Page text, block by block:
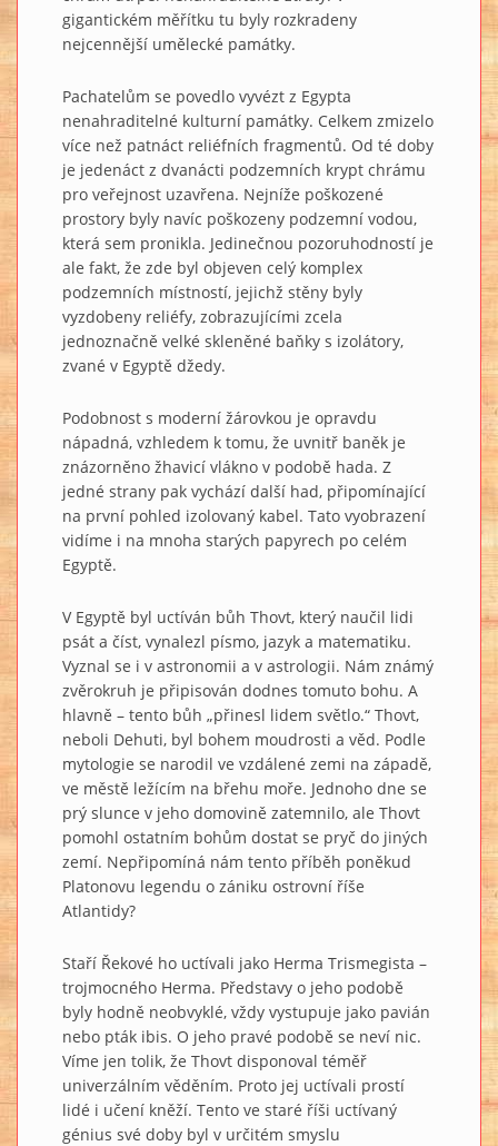
gigantickém měřítku tu byly rozkradeny
nejcennější umělecké památky.
Pachatelům se povedlo vyvézt z Egypta
nenahraditelné kulturní památky. Celkem zmizelo
více než patnáct reliéfních fragmentů. Od té doby
je jedenáct z dvanácti podzemních krypt chrámu
pro veřejnost uzavřena. Nejníže poškozené
prostory byly navíc poškozeny podzemní vodou,
která sem pronikla. Jedinečnou pozoruhodností je
ale fakt, že zde byl objeven celý komplex
podzemních místností, jejichž stěny byly
vyzdobeny reliéfy, zobrazujícími zcela
jednoznačně velké skleněné baňky s izolátory,
zvané v Egyptě džedy.
Podobnost s moderní žárovkou je opravdu
nápadná, vzhledem k tomu, že uvnitř baněk je
znázorněno žhavicí vlákno v podobě hada. Z
jedné strany pak vychází další had, připomínající
na první pohled izolovaný kabel. Tato vyobrazení
vidíme i na mnoha starých papyrech po celém
Egyptě.
V Egyptě byl uctíván bůh Thovt, který naučil lidi
psát a číst, vynalezl písmo, jazyk a matematiku.
Vyznal se i v astronomii a v astrologii. Nám známý
zvěrokruh je připisován dodnes tomuto bohu. A
hlavně – tento bůh „přinesl lidem světlo.“ Thovt,
neboli Dehuti, byl bohem moudrosti a věd. Podle
mytologie se narodil ve vzdálené zemi na západě,
ve městě ležícím na břehu moře. Jednoho dne se
prý slunce v jeho domovině zatemnilo, ale Thovt
pomohl ostatním bohům dostat se pryč do jiných
zemí. Nepřipomíná nám tento příběh poněkud
Platonovu legendu o zániku ostrovní říše
Atlantidy?
Staří Řekové ho uctívali jako Herma Trismegista –
trojmocného Herma. Představy o jeho podobě
byly hodně neobvyklé, vždy vystupuje jako pavián
nebo pták ibis. O jeho pravé podobě se neví nic.
Víme jen tolik, že Thovt disponoval téměř
univerzálním věděním. Proto jej uctívali prostí
lidé i učení kněží. Tento ve staré říši uctívaný
génius své doby byl v určitém smyslu